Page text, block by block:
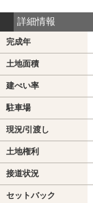
詳細情報
完成年
土地面積
建ぺい率
駐車場
現況/引渡し
土地権利
接道状況
セットバック